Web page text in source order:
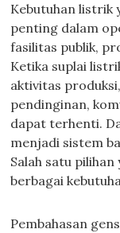
Kebutuhan listrik
penting dalam
fasilitas publik,
Ketika suplai
aktivitas
pendinginan,
dapat terhenti.
menjadi sistem
Salah satu
berbagai
Pembahasan